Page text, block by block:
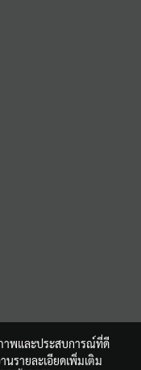
าพและประสบการณ์ที่ดี
นรายละเอียดเพิ่มเติม